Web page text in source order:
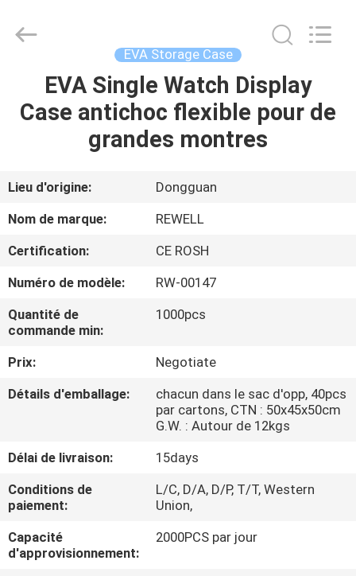
MAISON
PRODUITS
AU
SUJET
DE
VISITE
CONTRÔLE
QUALITÉ
PLAN
DU
SITE
Limited.
EVA Storage Case
EVA Single Watch Display
Case antichoc flexible pour de
grandes montres
Lieu d'origine:
Dongguan
Nom de marque:
REWELL
Certification:
CE ROSH
Numéro de modèle:
RW-00147
Quantité de
commande min:
1000pcs
Prix:
Negotiate
Détails d'emballage:
chacun dans le sac d'opp, 40pcs
par cartons, CTN : 50x45x50cm
G.W. : Autour de 12kgs
Délai de livraison:
15days
Conditions de
paiement:
L/C, D/A, D/P, T/T, Western
Union,
Capacité
d'approvisionnement:
2000PCS par jour